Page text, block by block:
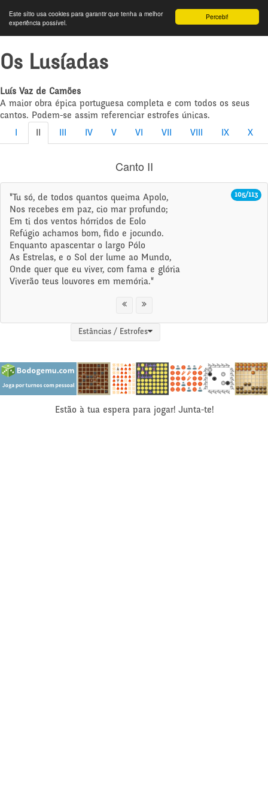
Percebi!
Este sítio usa cookies para garantir que tenha a melhor
experiência possível.
Os Lusíadas
Luís Vaz de Camões
A maior obra épica portuguesa completa e com todos os seus
cantos. Podem-se assim referenciar estrofes únicas.
IV V VI VII VIII IX X
Canto II
105/113
"Tu só, de todos quantos queima Apolo,
Nos recebes em paz, cio mar profundo;
Em ti dos ventos hórridos de Eolo
Refúgio achamos bom, fido e jocundo.
Enquanto apascentar o largo Pólo
As Estrelas, e o Sol der lume ao Mundo,
Onde quer que eu viver, com fama e glória
Viverão teus louvores em memória."
Estâncias / Estrofes
Estão à tua espera para jogar! Junta-te!